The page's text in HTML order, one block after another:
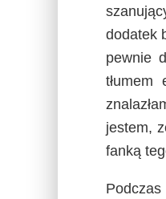
dodatek
pewnie
tłumem
jestem,
fanką